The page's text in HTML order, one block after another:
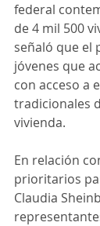
federal
de 4 mil 500
señaló que el
jóvenes que
con acceso a
tradicionales
vivienda.
En relación
prioritarios
Claudia